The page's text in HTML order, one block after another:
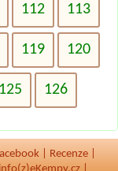
112 113
119 120
125 126
Recenze